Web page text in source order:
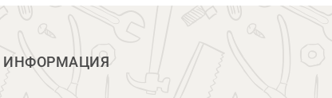
ИНФОРМАЦИЯ